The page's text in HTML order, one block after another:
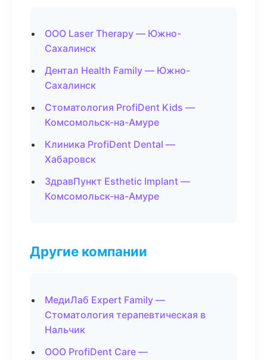
ООО Laser Therapy — Южно-
Сахалинск
Дентал Health Family — Южно-
Сахалинск
Стоматология ProfiDent Kids —
Комсомольск-на-Амуре
Клиника ProfiDent Dental —
Хабаровск
ЗдравПункт Esthetic Implant —
Комсомольск-на-Амуре
Другие компании
МедиЛаб Expert Family —
Стоматология терапевтическая в
Нальчик
ООО ProfiDent Care —